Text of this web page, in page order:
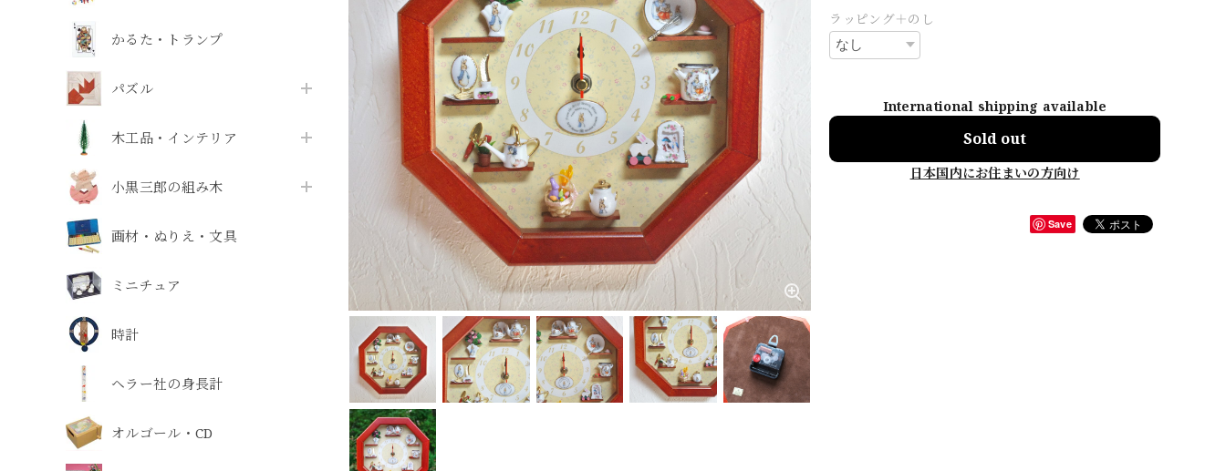
かるた・トランプ
パズル
木工品・インテリア
小黒三郎の組み木
画材・ぬりえ・文具
ミニチュア
時計
ヘラー社の身長計
オルゴール・CD
ラッピング＋のし
International shipping available
Sold out
日本国内にお住まいの方向け
Save